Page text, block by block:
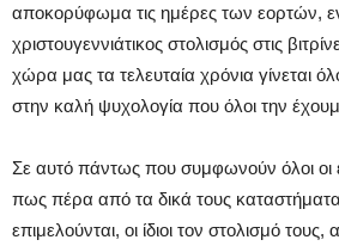
αποκορύφωμα τις ημέρες των εορτών,
χριστουγεννιάτικος στολισμός στις
χώρα μας τα τελευταία χρόνια γίνεται
στην καλή ψυχολογία που όλοι την
Σε αυτό πάντως που συμφωνούν όλοι οι
πως πέρα από τα δικά τους
επιμελούνται, οι ίδιοι τον στολισμό τους,